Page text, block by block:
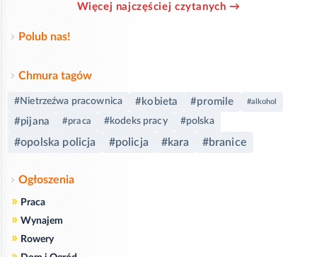
Więcej najczęściej czytanych →
Polub nas!
Chmura tagów
#Nietrzeźwa pracownica #kobieta #promile #alkohol
#pijana #praca #kodeks pracy #polska
#opolska policja #policja #kara #branice
Ogłoszenia
» Praca
» Wynajem
» Rowery